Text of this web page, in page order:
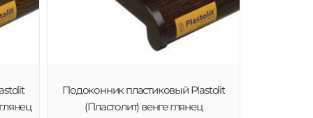
Подоконник пластиковый Plastolit
(Пластолит) венге глянец